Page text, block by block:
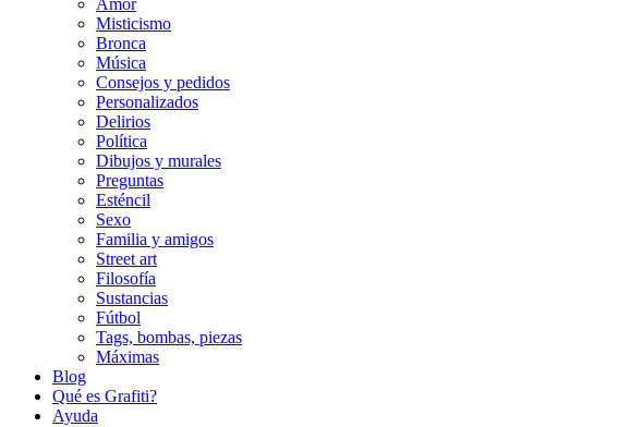
Amor
Misticismo
Bronca
Música
Consejos y pedidos
Personalizados
Delirios
Política
Dibujos y murales
Preguntas
Esténcil
Sexo
Familia y amigos
Street art
Filosofía
Sustancias
Fútbol
Tags, bombas, piezas
Máximas
Blog
Qué es Grafiti?
Ayuda